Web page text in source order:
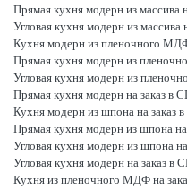
Прямая кухня модерн из массива
Угловая кухня модерн из массива
Кухня модерн из пленочного
Прямая кухня модерн из
Угловая кухня модерн из
Прямая кухня модерн на заказ в
Кухня модерн из шпона на заказ
Прямая кухня модерн из шпона
Угловая кухня модерн из шпона
Угловая кухня модерн на заказ в
Кухня из пленочного МДФ на